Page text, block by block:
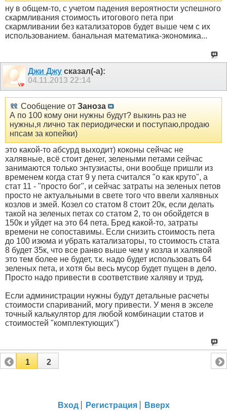
ну в общем-то, с учетом падения вероятности успешного
скармливания стоимость итогового пета при
скармливании без катализаторов будет выше чем с их
использованием. банальная математика-экономика...
Джи Джу сказал(-а):
04.11.2013 22:14
Сообщение от Заноза
А по 100 кому они нужны будут? выкинь раз не
нужны,я лично так периодически и поступаю,продаю
нпсам за копейки)
это какой-то абсурд выходит) коконы сейчас не
халявные, всё стоит денег, зелеными петами сейчас
занимаются только энтузиасты, они вообще пришли из
временем когда стат 9 у пета считался "о как круто", а
стат 11 - "просто бог", и сейчас затраты на зеленых петов
просто не актуальными в свете того что ввели халявных
козлов и змей. Козел со статом 8 стоит 20к, если делать
такой на зеленых петах со статом 2, то он обойдется в
150к и уйдет на это 64 пета. Бред какой-то, затраты
времени не сопоставимы. Если снизить стоимость пета
до 100 изюма и убрать катализаторы, то стоимость стата
8 будет 35к, что все ранво выше чем у козла и халявой
это тем более не будет, т.к. надо будет использовать 64
зеленых пета, и хотя бы весь мусор будет пущен в дело.
Просто надо привести в соответствие халяву и труд.
Если администрации нужны будут детальные расчеты
стоимости спариваний, могу привести. У меня в экселе
точный калькулятор для любой комбинации статов и
стоимостей "комплектующих")
1 2
Вход Регистрация Вверх